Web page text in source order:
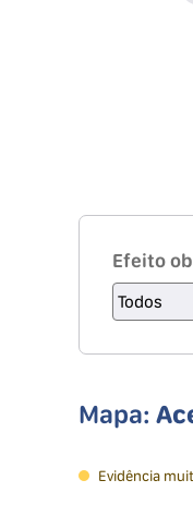
Efeito
Mapa:
Evidência